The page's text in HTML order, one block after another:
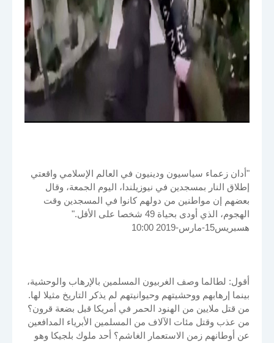
"أدان زعماء سياسيون ودينيون في العالم الإسلامي واقعتي
إطلاق النار بمسجدين في نيوزيلندا، اليوم الجمعة، وقال
بعضهم إن مواطنين من دولهم كانوا في المسجدين وقت
الهجوم، الذي أودى بحياة 49 شخصا على الأقل."
هسبريس15-مارس-2019 10:00
أقول: لطالما وصف الغربيون المسلمين بالإرهاب والوحشية،
بينما إرهابهم ووحشيتهم وحيوانيتهم لم يذكر التاريخ مثيلا لها.
من قتل ملايين من الهنود الحمر في أمريكا قبل بضعة قرون؟
من عذب وقتل مئات الآلاف من المسلمين الأبرياء المدافعين
عن أوطانهم زمن الاستعمار الغاشم؟ أحد ملوك بلجيكا وهو